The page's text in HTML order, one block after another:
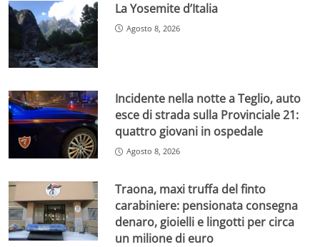
La Yosemite d’Italia
Agosto 8, 2026
Incidente nella notte a Teglio, auto
esce di strada sulla Provinciale 21:
quattro giovani in ospedale
Agosto 8, 2026
Traona, maxi truffa del finto
carabiniere: pensionata consegna
denaro, gioielli e lingotti per circa
un milione di euro